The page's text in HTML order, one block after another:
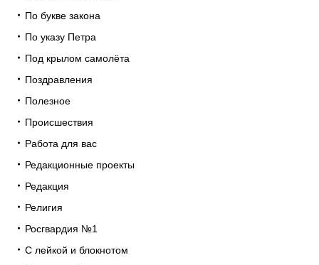
По букве закона
По указу Петра
Под крылом самолёта
Поздравления
Полезное
Происшествия
Работа для вас
Редакционные проекты
Редакция
Религия
Росгвардия №1
С лейкой и блокнотом